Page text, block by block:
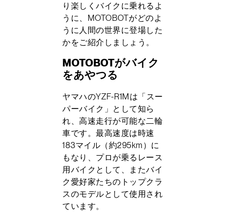
り楽しくバイクに乗れるよ
うに、MOTOBOTがどのよ
うに人間の世界に登場した
かをご紹介しましょう。
MOTOBOTがバイク
をあやつる
ヤマハのYZF-R1Mは「スー
パーバイク」として知ら
れ、高速走行が可能な二輪
車です。最高速度は時速
183マイル（約295km）に
もなり、プロが乗るレース
用バイクとして、またバイ
ク愛好家たちのトップクラ
スのモデルとして使用され
ています。